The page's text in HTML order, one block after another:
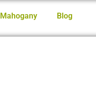
Mahogany Blog